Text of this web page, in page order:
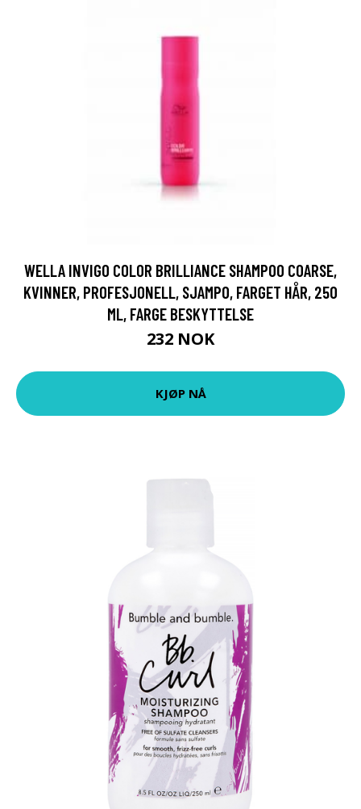
WELLA INVIGO COLOR BRILLIANCE SHAMPOO COARSE,
KVINNER, PROFESJONELL, SJAMPO, FARGET HÅR, 250
ML, FARGE BESKYTTELSE
232 NOK
KJØP NÅ